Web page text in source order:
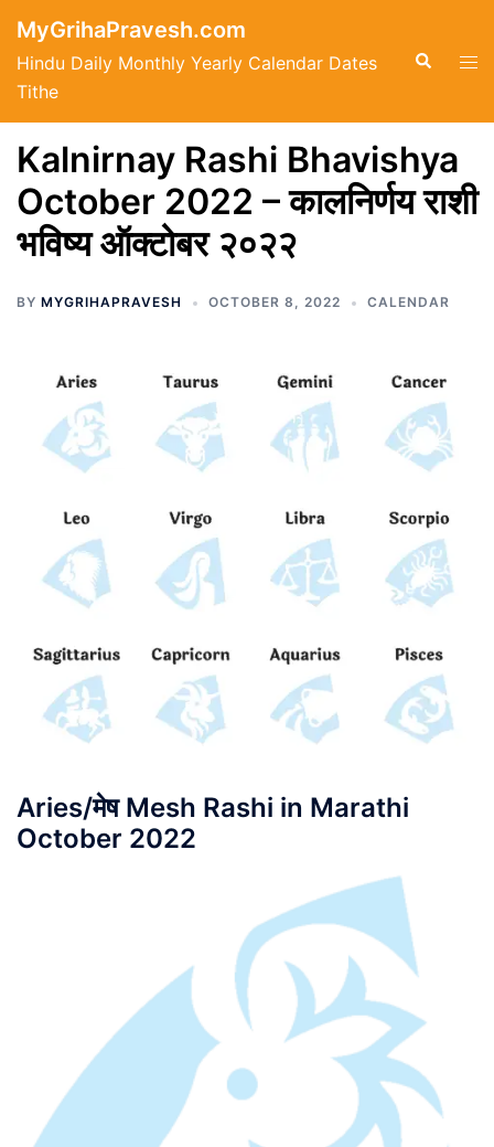
content
MyGrihaPravesh.com
Hindu Daily Monthly Yearly Calendar Dates
Tithe
Search
Kalnirnay Rashi Bhavishya
October 2022 – कालनिर्णय राशी
भविष्य ऑक्टोबर २०२२
BY MYGRIHAPRAVESH OCTOBER 8, 2022 CALENDAR
Aries/मेष Mesh Rashi in Marathi
October 2022